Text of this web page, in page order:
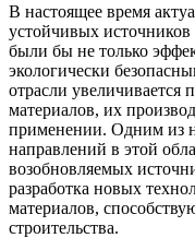
В настоящее время
устойчивых
были бы не только
экологически
отрасли увеличивается
материалов, их
применении. Одним из
направлений в этой
возобновляемых
разработка новых
материалов,
строительства.